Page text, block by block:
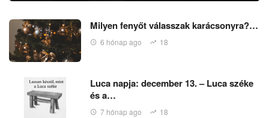
Milyen fenyőt válasszak karácsonyra?…
6 hónap ago 18
Luca napja: december 13. – Luca széke
és a…
7 hónap ago 18